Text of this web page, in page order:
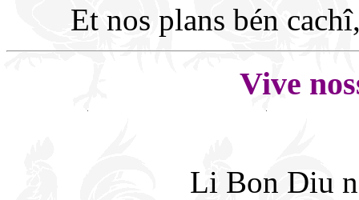
Et nos plans bén
Vive
Li Bon Diu